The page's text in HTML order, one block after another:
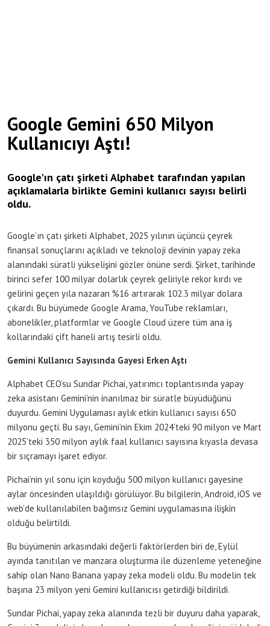
Google Gemini 650 Milyon
Kullanıcıyı Aştı!
Google'ın çatı şirketi Alphabet tarafından yapılan
açıklamalarla birlikte Gemini kullanıcı sayısı belirli
oldu.
Google’ın çatı şirketi Alphabet, 2025 yılının üçüncü çeyrek
finansal sonuçlarını açıkladı ve teknoloji devinin yapay zeka
alanındaki süratli yükselişini gözler önüne serdi. Şirket, tarihinde
birinci sefer 100 milyar dolarlık çeyrek geliriyle rekor kırdı ve
gelirini geçen yıla nazaran %16 artırarak 102.3 milyar dolara
çıkardı. Bu büyümede Google Arama, YouTube reklamları,
abonelikler, platformlar ve Google Cloud üzere tüm ana iş
kollarındaki çift haneli artış tesirli oldu.
Gemini Kullanıcı Sayısında Gayesi Erken Aştı
Alphabet CEO’su Sundar Pichai, yatırımcı toplantısında yapay
zeka asistanı Gemini’nin inanılmaz bir süratle büyüdüğünü
duyurdu. Gemini Uygulaması aylık etkin kullanıcı sayısı 650
milyonu geçti. Bu sayı, Gemini’nin Ekim 2024’teki 90 milyon ve Mart
2025’teki 350 milyon aylık faal kullanıcı sayısına kıyasla devasa
bir sıçramayı işaret ediyor.
Pichai’nin yıl sonu için koyduğu 500 milyon kullanıcı gayesine
aylar öncesinden ulaşıldığı görülüyor. Bu bilgilerin, Android, iOS ve
web’de kullanılabilen bağımsız Gemini uygulamasına ilişkin
olduğu belirtildi.
Bu büyümenin arkasındaki değerli faktörlerden biri de, Eylül
ayında tanıtılan ve manzara oluşturma ile düzenleme yeteneğine
sahip olan Nano Banana yapay zeka modeli oldu. Bu modelin tek
başına 23 milyon yeni Gemini kullanıcısı getirdiği bildirildi.
Sundar Pichai, yapay zeka alanında tezli bir duyuru daha yaparak,